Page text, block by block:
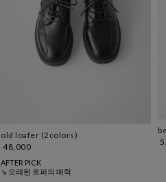
old loafer (2colors)
48,000
AFTER PICK
↘ 오래된 로퍼의 매력